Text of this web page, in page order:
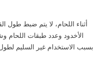
الأخدود وعدد طبقات اللحام
بسبب الاستخدام غير السليم